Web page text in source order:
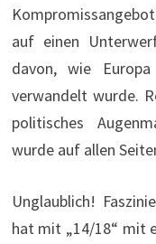
auf einen
davon, wie
verwandelt wurde.
politisches
wurde auf allen
Unglaublich!
hat mit „14/18“ mit